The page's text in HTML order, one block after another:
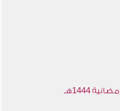
1444هـ